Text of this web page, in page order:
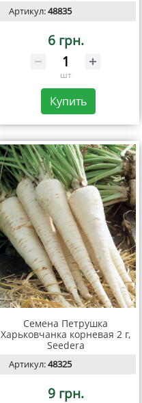
Артикул:48835
6 грн.
шт
Купить
Семена Петрушка
Харьковчанка корневая 2 г,
Seedera
Артикул:48325
9 грн.